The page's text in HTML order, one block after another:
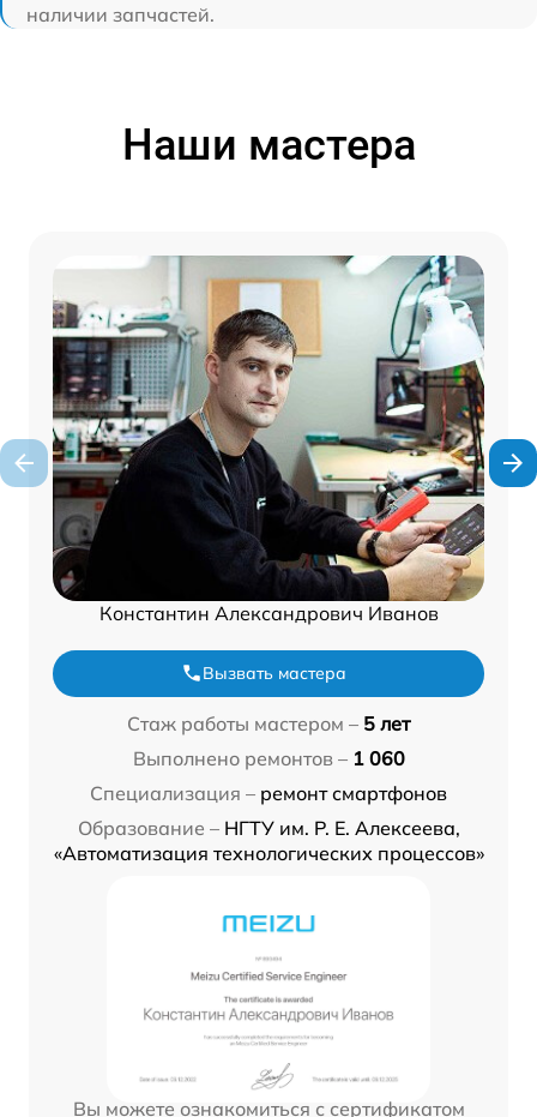
наличии запчастей.
Наши мастера
Константин Александрович Иванов
Вызвать мастера
Стаж работы мастером – 5 лет
Выполнено ремонтов – 1 060
Специализация – ремонт смартфонов
Образование – НГТУ им. Р. Е. Алексеева,
«Автоматизация технологических процессов»
Вы можете ознакомиться с сертификатом